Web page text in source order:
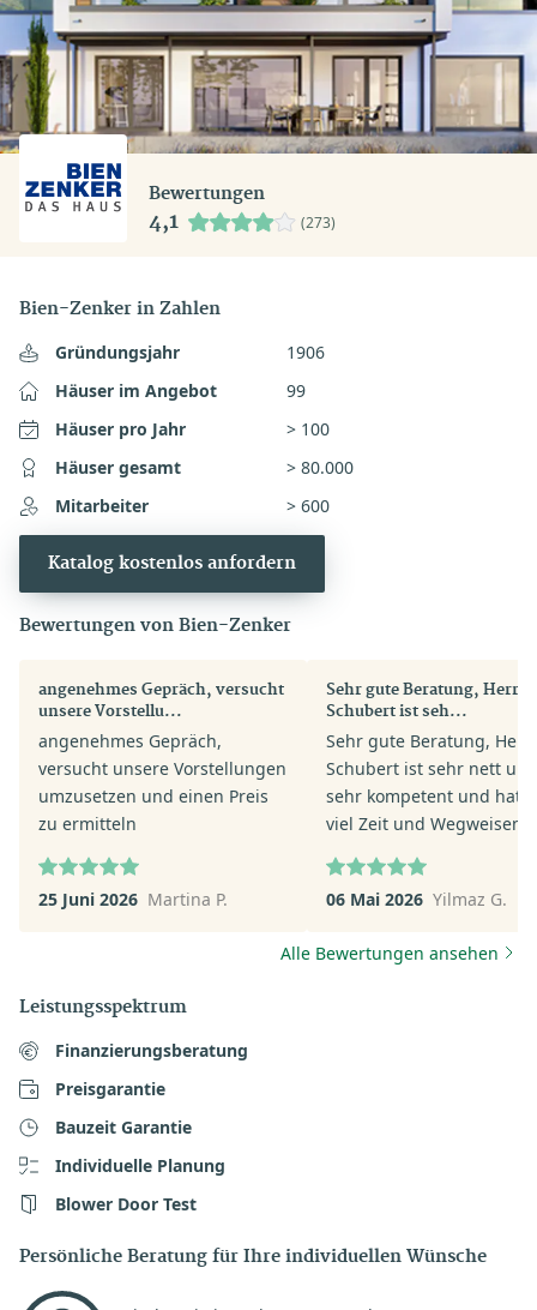
Bewertungen
4,1 (273)
Bien-Zenker in Zahlen
Gründungsjahr
1906
Häuser im Angebot
99
Häuser pro Jahr
> 100
Häuser gesamt
> 80.000
Mitarbeiter
> 600
Katalog kostenlos anfordern
Bewertungen von Bien-Zenker
angenehmes Gepräch, versucht
unsere Vorstellu...
angenehmes Gepräch,
versucht unsere Vorstellungen
umzusetzen und einen Preis
zu ermitteln
25 Juni 2026 Martina P.
Sehr gute Beratung, Herr
Schubert ist seh...
Sehr gute Beratung, Herr
Schubert ist sehr nett und
sehr kompetent und hat
viel Zeit und
geholfen. Mir und
ganz andere Perspektive
eröffnet sehr zu Positiv.
mit Herrn Pit Schubert.
06 Mai 2026 Yilmaz G.
Alle Bewertungen ansehen
Leistungsspektrum
Finanzierungsberatung
Preisgarantie
Bauzeit Garantie
Individuelle Planung
Blower Door Test
Persönliche Beratung für Ihre individuellen Wünsche